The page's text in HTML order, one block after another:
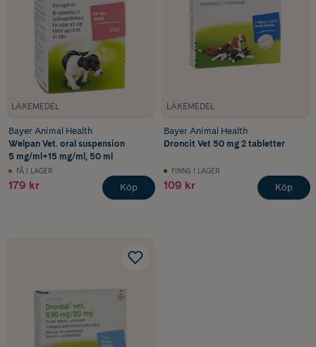
LÄKEMEDEL
Bayer Animal Health
Welpan Vet. oral suspension
5 mg/ml+15 mg/ml, 50 ml
FÅ I LAGER
179 kr Köp
LÄKEMEDEL
Bayer Animal Health
Droncit Vet 50 mg 2 tabletter
FINNS I LAGER
109 kr Köp